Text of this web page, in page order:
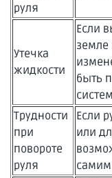
руля
Утечка
жидкости
Если
земле
быть
Трудности
при
повороте
руля
Если
или